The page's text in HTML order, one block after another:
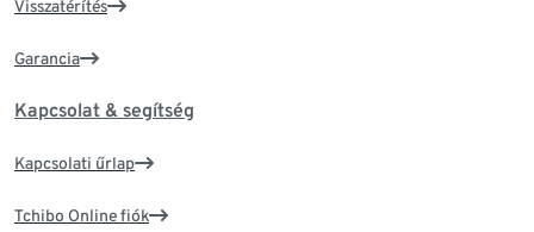
Visszatérítés
Garancia
Kapcsolat & segítség
Kapcsolati űrlap
Tchibo Online fiók